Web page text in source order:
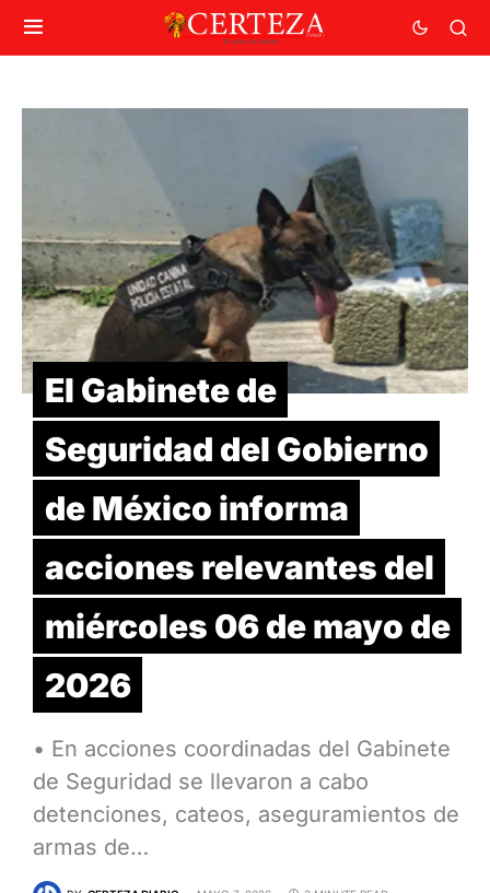
El Gabinete de
Seguridad del Gobierno
de México informa
acciones relevantes del
miércoles 06 de mayo de
2026
• En acciones coordinadas del Gabinete
de Seguridad se llevaron a cabo
detenciones, cateos, aseguramientos de
armas de…